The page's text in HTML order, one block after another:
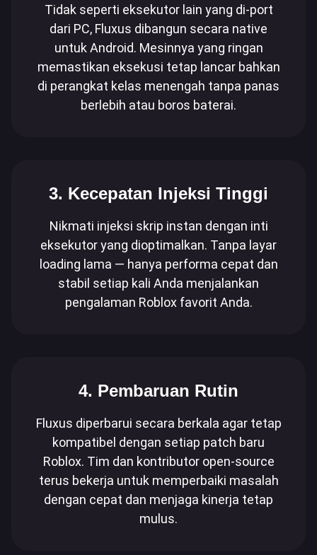
Tidak seperti eksekutor lain yang di-port
dari PC, Fluxus dibangun secara native
untuk Android. Mesinnya yang ringan
memastikan eksekusi tetap lancar bahkan
di perangkat kelas menengah tanpa panas
berlebih atau boros baterai.
3. Kecepatan Injeksi Tinggi
Nikmati injeksi skrip instan dengan inti
eksekutor yang dioptimalkan. Tanpa layar
loading lama — hanya performa cepat dan
stabil setiap kali Anda menjalankan
pengalaman Roblox favorit Anda.
4. Pembaruan Rutin
Fluxus diperbarui secara berkala agar tetap
kompatibel dengan setiap patch baru
Roblox. Tim dan kontributor open-source
terus bekerja untuk memperbaiki masalah
dengan cepat dan menjaga kinerja tetap
mulus.